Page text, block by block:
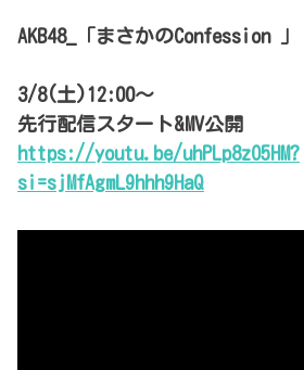
AKB48_「まさかのConfession 」
3/8(土)12:00～
先行配信スタート&MV公開
https://youtu.be/uhPLp8zO5HM?
si=sjMfAgmL9hhh9HaQ